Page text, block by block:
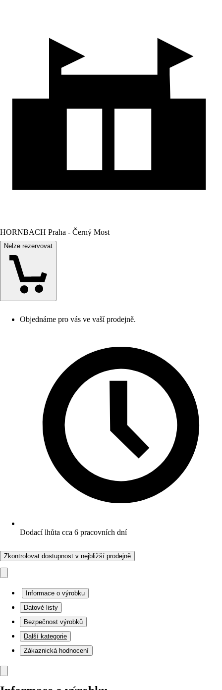
HORNBACH Praha - Černý Most
Nelze rezervovat
Objednáme pro vás ve vaší prodejně.
Dodací lhůta cca 6 pracovních dní
Zkontrolovat dostupnost v nejbližší prodejně
Informace o výrobku
Datové listy
Bezpečnost výrobků
Další kategorie
Zákaznická hodnocení